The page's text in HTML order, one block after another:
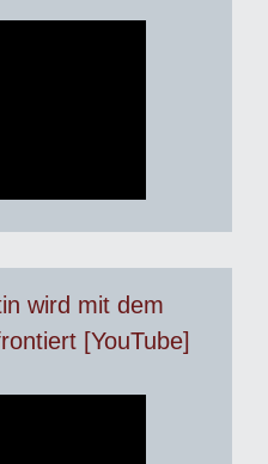
wird mit dem
[YouTube]